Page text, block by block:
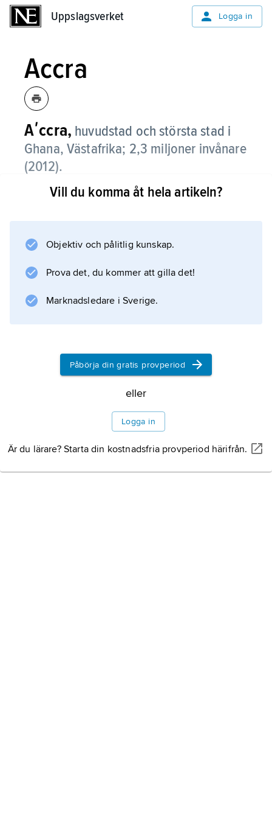
Uppslagsverket Logga in
Accra
Aʹccra, huvudstad och största stad i
Ghana, Västafrika; 2,3 miljoner invånare
(2012).
Accra, som ligger vid Guineabukten, är
utbildningsort. Tillsammans med den moderna
bildar staden ett storstadsområde med 3,3
miljoner invånare.
Information om artikeln
Vill du komma åt hela artikeln?
Objektiv och pålitlig kunskap.
Prova det, du kommer att gilla det!
Marknadsledare i Sverige.
Påbörja din gratis provperiod
eller
Logga in
Är du lärare? Starta din kostnadsfria provperiod härifrån.